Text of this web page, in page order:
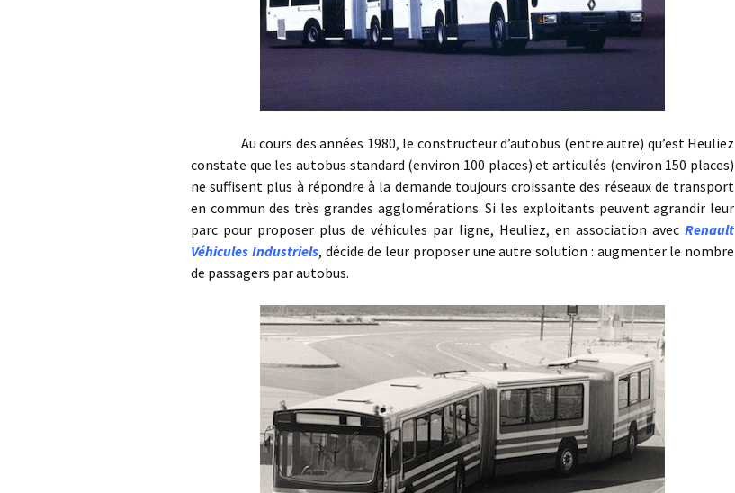
Au cours des années 1980, le constructeur d’autobus (entre autre) qu’est Heuliez
constate que les autobus standard (environ 100 places) et articulés (environ 150 places)
ne suffisent plus à répondre à la demande toujours croissante des réseaux de transport
en commun des très grandes agglomérations. Si les exploitants peuvent agrandir leur
parc pour proposer plus de véhicules par ligne, Heuliez, en association avec Renault
Véhicules Industriels, décide de leur proposer une autre solution : augmenter le nombre
de passagers par autobus.